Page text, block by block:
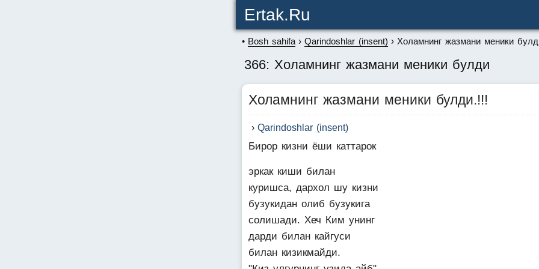
Ertak.ru
Bosh sahifa Qarindoshlar (insent) Холамнинг жазмани меники
366: Холамнинг жазмани меники булди
Холамнинг жазмани меники булди.!!!
Qarindoshlar (insent)
Бирор кизни ёши каттарок
эркак киши билан
куришса, дархол шу кизни
бузукидан олиб бузукига
солишади. Хеч Ким унинг
дарди билан кайгуси
билан кизикмайди.